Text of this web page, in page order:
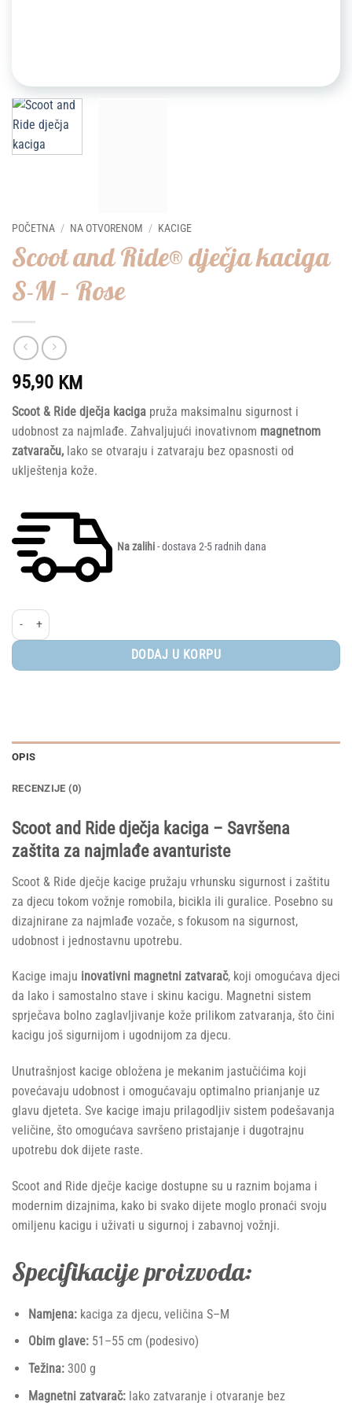
POČETNA / NA OTVORENOM / KACIGE
Scoot and Ride® dječja kaciga
S-M – Rose
95,90 KM
Scoot & Ride dječja kaciga pruža maksimalnu sigurnost i
udobnost za najmlađe. Zahvaljujući inovativnom magnetnom
zatvaraču, lako se otvaraju i zatvaraju bez opasnosti od
uklještenja kože.
Na zalihi- dostava 2-5 radnih dana
Scoot and Ride® dječja kaciga S-M - Rose količina
DODAJ U KORPU
OPIS
RECENZIJE (0)
Scoot and Ride dječja kaciga – Savršena
zaštita za najmlađe avanturiste
Scoot & Ride dječje kacige pružaju vrhunsku sigurnost i zaštitu
za djecu tokom vožnje romobila, bicikla ili guralice. Posebno su
dizajnirane za najmlađe vozače, s fokusom na sigurnost,
udobnost i jednostavnu upotrebu.
Kacige imaju inovativni magnetni zatvarač, koji omogućava djeci
da lako i samostalno stave i skinu kacigu. Magnetni sistem
sprječava bolno zaglavljivanje kože prilikom zatvaranja, što čini
kacigu još sigurnijom i ugodnijom za djecu.
Unutrašnjost kacige obložena je mekanim jastučićima koji
povećavaju udobnost i omogućavaju optimalno prianjanje uz
glavu djeteta. Sve kacige imaju prilagodljiv sistem podešavanja
veličine, što omogućava savršeno pristajanje i dugotrajnu
upotrebu dok dijete raste.
Scoot and Ride dječje kacige dostupne su u raznim bojama i
modernim dizajnima, kako bi svako dijete moglo pronaći svoju
omiljenu kacigu i uživati u sigurnoj i zabavnoj vožnji.
Specifikacije proizvoda:
Namjena:kaciga za djecu, veličina S–M
Obim glave:51–55 cm (podesivo)
Težina:300 g
Magnetni zatvarač:lako zatvaranje i otvaranje bez